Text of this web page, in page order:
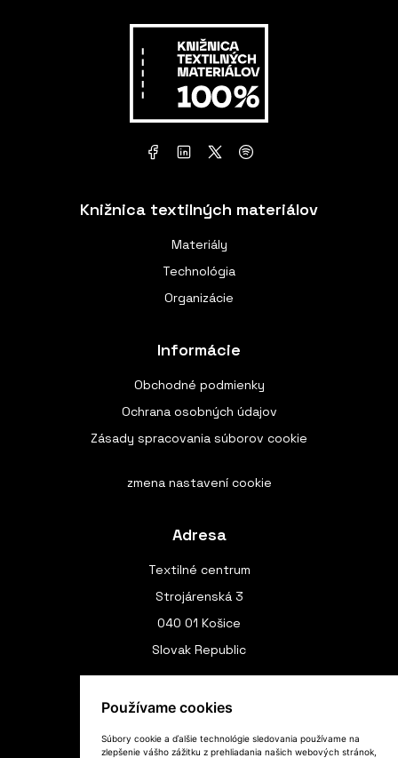
Používame cookies
Súbory cookie a ďalšie technológie sledovania používame na
zlepšenie vášho zážitku z prehliadania našich webových stránok,
Knižnica textilných materiálov
Materiály
Technológia
Organizácie
Informácie
Obchodné podmienky
Ochrana osobných údajov
Zásady spracovania súborov cookie
zmena nastavení cookie
Adresa
Textilné centrum
Strojárenská 3
040 01 Košice
Slovak Republic
Spojenie
(+420) 775 970 191